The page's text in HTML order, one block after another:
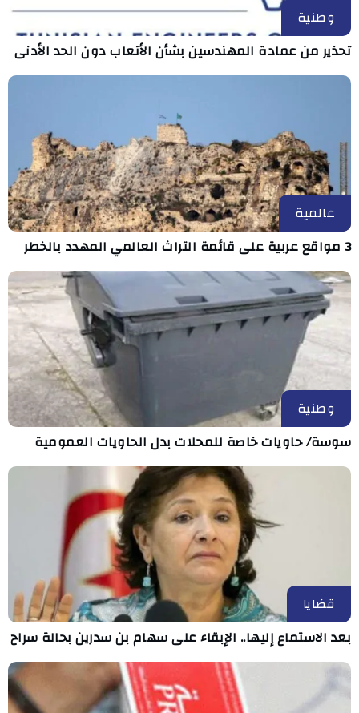
وطنية
تحذير من عمادة المهندسين بشأن الأتعاب دون الحد الأدنى
عالمية
3 مواقع عربية على قائمة التراث العالمي المهدد بالخطر
وطنية
سوسة/ حاويات خاصة للمحلات بدل الحاويات العمومية
قضايا
بعد الاستماع إليها.. الإبقاء على سهام بن سدرين بحالة سراح